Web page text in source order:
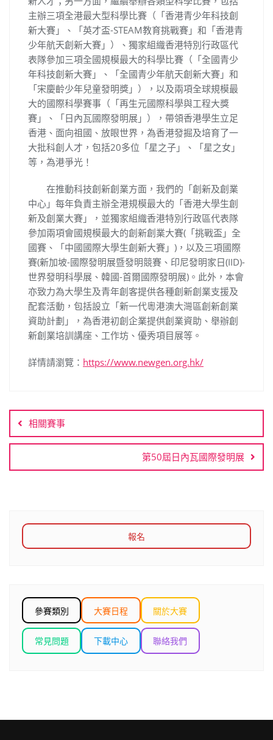
主辦三項全港最大型科學比賽（「香港青少年科技創
新大賽」、「英才盃-STEAM教育挑戰賽」和「香港青
少年航天創新大賽」）、獨家組織香港特別行政區代
表隊參加三項全國規模最大的科學比賽（「全國青少
年科技創新大賽」、「全國青少年航天創新大賽」和
「宋慶齡少年兒童發明獎」），以及兩項全球規模最
大的國際科學賽事（「再生元國際科學與工程大獎
賽」、「日內瓦國際發明展」），帶領香港學生立足
香港、面向祖國、放眼世界，為香港發掘及培育了一
大批科創人才，包括20多位「星之子」、「星之女」
等，為港爭光！
在推動科技創新創業方面，我們的「創新及創業
中心」每年負責主辦全港規模最大的「香港大學生創
新及創業大賽」，並獨家組織香港特別行政區代表隊
參加兩項會國規模最大的創新創業大賽(「挑戰盃」全
國賽、「中國國際大學生創新大賽」)，以及三項國際
賽(新加坡-國際發明展暨發明競賽、印尼發明家日(IID)-
世界發明科學展、韓國-首爾國際發明展)。此外，本會
亦致力為大學生及青年創客提供各種創新創業支援及
配套活動，包括設立「新一代粵港澳大灣區創新創業
資助計劃」，為香港初創企業提供創業資助、舉辦創
新創業培訓講座、工作坊、優秀項目展等。
詳情請瀏覽： https://www.newgen.org.hk/
章
導
覽
相關賽事
第50屆日內瓦國際發明展
報名
參賽類別 大賽日程 關於大賽
常見問題 下載中心 聯絡我們